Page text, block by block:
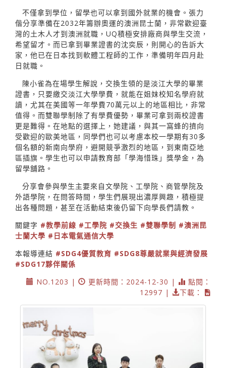
不僅拿到學位，留學也可以拿到國外就業的機會。張力
偕分享準備在2032年籌辦奧運的澳洲昆士蘭，非常歡迎臺
灣的土木人才到澳洲就職，UQ積極安排廠商與學生交流，
希望留才。而已拿到畢業證書的沈奕辰，則開心的告訴大
家，他已在日本找到軟體工程師的工作，準備明年四月赴
日就職。
陳小雀為在場學生解說，交換生領的是淡江大學的畢業
證書，只要繳交淡江大學學費，就能在姐妹校知名學府就
讀，尤其在美國等一年學費70萬元以上的地區相比，非常
值得。而雙聯學制除了有學費優勢，畢業可拿到兩校證書
更是難得。在地點的選擇上，她建議，與其一窩蜂的擠向
受歡迎的歐美地區，同學們也可以考慮本校一學期有30多
個名額的新南向學府，避開競爭激烈的地區，到東南亞地
區插旗。學生也可以申請教育部「學海惜珠」獎學金，為
留學舖路。
分享會參與學生主要來自文學院、工學院、商管學院及
外語學院，在問答時間，學生們展現出濃厚興趣，積極提
出各種問題，甚至在活動結束後仍留下向學長們請教。
關鍵字 #教學前線 #工學院 #交換生 #雙聯學制 #澳洲昆
士蘭大學 #日本電氣通信大學
本報導連結 #SDG4優質教育 #SDG8尊嚴就業與經濟發展
#SDG17夥伴關係
NO.1203 |
更新時間：2024-12-30 |
點閱：
12997 |
下載：